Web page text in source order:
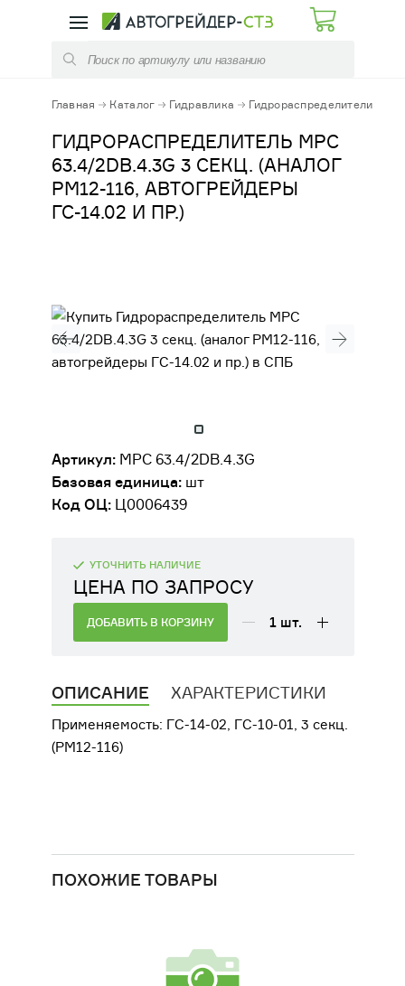
КАТАЛОГ
ЗАПЧАСТИ ПОГРУЗЧИКОВ
ЗАПЧАСТИ КОММУНАЛЬНЫХ МАШИН
ГИДРАВЛИКА
МЕХАНИЧЕСКИЕ КОМПЛЕКТУЮЩИЕ
ОБОРУДОВАНИЕ ДЛЯ КАБИН
МАШИНИСТОВ
ОБОРУДОВАНИЕ
УСЛУГИ
РЕМОНТ ЭЛЕМЕНТОВ ТРАНСМИССИЙ
ОБСЛУЖИВАНИЕ СТРОИТЕЛЬНЫХ
МАШИН
АЗОТОМ ПГА
АРЕНДА АВТОГРЕЙДЕРА, ДОРОЖНО-
СТРОИТЕЛЬНОЙ ТЕХНИКИ
Главная Каталог Гидравлика Гидрораспределители
ГИДРОРАСПРЕДЕЛИТЕЛЬ МРС
63.4/2DB.4.3G 3 СЕКЦ. (АНАЛОГ
РМ12-116, АВТОГРЕЙДЕРЫ
ГС-14.02 И ПР.)
Артикул:МРС 63.4/2DB.4.3G
Базовая единица:шт
Код ОЦ:Ц0006439
УТОЧНИТЬ НАЛИЧИЕ
ЦЕНА ПО ЗАПРОСУ
ДОБАВИТЬ В КОРЗИНУ 1 шт.
ОПИСАНИЕ ХАРАКТЕРИСТИКИ
Применяемость: ГС-14-02, ГС-10-01, 3 секц.
(РМ12-116)
ПОХОЖИЕ ТОВАРЫ